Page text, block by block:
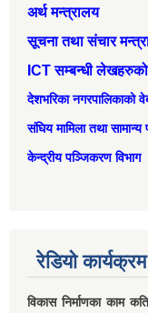
अर्थ मन्त्रालय
सूचना तथा संचार
ICT सम्बन्धी लेखहरुको
देशभरिका नगरपालिकाको
संघिय मामिला तथा
केन्द्रीय पञ्जिकरण विभाग
रेडियो
विकास निर्माणका काम